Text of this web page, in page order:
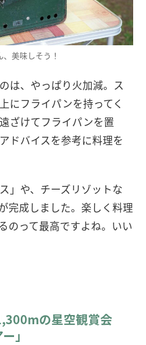
美味しそう！
は、やっぱり火加減。ス
にフライパンを持ってく
ざけてフライパンを置
ドバイスを参考に料理を
」や、チーズリゾットな
完成しました。楽しく料理
のって最高ですよね。いい
の星空観賞会
」